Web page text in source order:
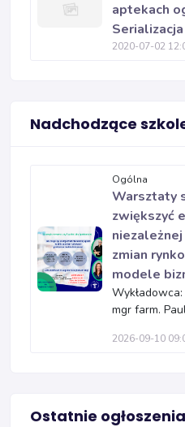
aptekach
Serializacja
2020-07-02
Nadchodzące
Ogólna
Warsztaty
zwiększyć
zmian
modele
mgr farm.
2026-09-10
Ostatnie ogłoszenia